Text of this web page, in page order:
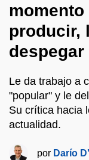
producir,
Le da trabajo a
"popular" y le
Su crítica hacia
actualidad.
por Darío